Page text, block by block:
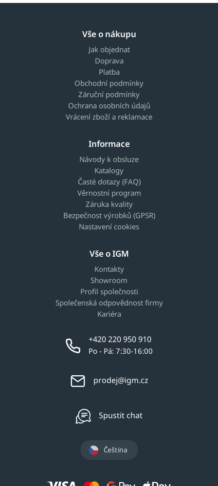
Vše o nákupu
Jak objednat
Doprava
Platba
Obchodní podmínky
Záruční podmínky
Ochrana osobních údajů
Vrácení zboží a reklamace
Informace
Návody k obsluze
Katalogy
Časté dotazy (FAQ)
Věrnostní program
Záruka kvality
Bezpečnost výrobků (GPSR)
Nastavení cookies
Vše o IGM
Kontakty
Showroom
Profil společnosti
Společenská odpovědnost firmy
Kariéra
+420 220 950 910
Po - Pá: 7:30-16:00
prodej@igm.cz
Spustit chat
Čeština